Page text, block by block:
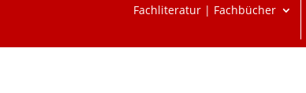
Fachliteratur | Fachbücher